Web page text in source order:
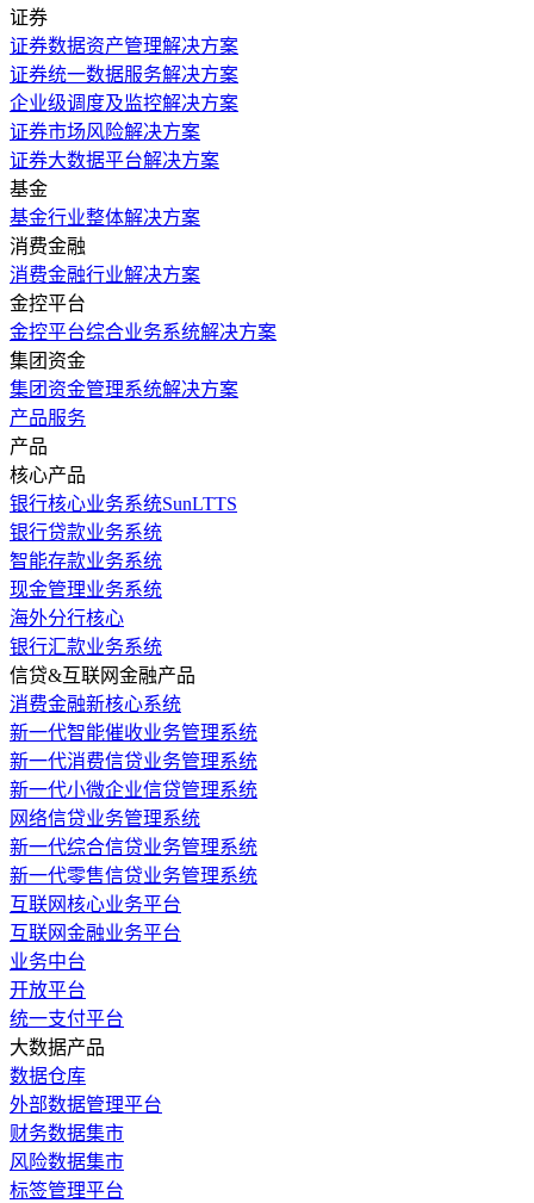
证券
证券数据资产管理解决方案
证券统一数据服务解决方案
企业级调度及监控解决方案
证券市场风险解决方案
证券大数据平台解决方案
基金
基金行业整体解决方案
消费金融
消费金融行业解决方案
金控平台
金控平台综合业务系统解决方案
集团资金
集团资金管理系统解决方案
产品服务
产品
核心产品
银行核心业务系统SunLTTS
银行贷款业务系统
智能存款业务系统
现金管理业务系统
海外分行核心
银行汇款业务系统
信贷&互联网金融产品
消费金融新核心系统
新一代智能催收业务管理系统
新一代消费信贷业务管理系统
新一代小微企业信贷管理系统
网络信贷业务管理系统
新一代综合信贷业务管理系统
新一代零售信贷业务管理系统
互联网核心业务平台
互联网金融业务平台
业务中台
开放平台
统一支付平台
大数据产品
数据仓库
外部数据管理平台
财务数据集市
风险数据集市
标签管理平台